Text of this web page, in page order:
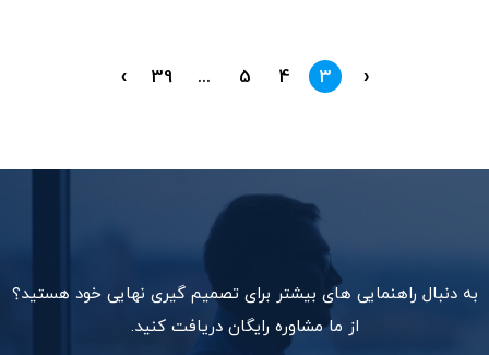
‹
3
4
5
...
39
›
به دنبال راهنمایی های بیشتر برای تصمیم گیری نهایی خود هستید؟
از ما مشاوره رایگان دریافت کنید.